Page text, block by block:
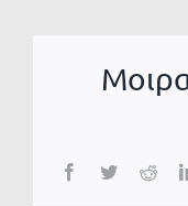
Facebook
Twitter